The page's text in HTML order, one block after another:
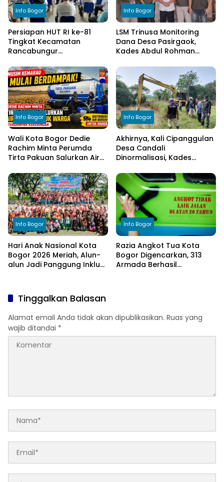
Info Bogor
Persiapan HUT RI ke-81
Tingkat Kecamatan
Rancabungur
Cimulang, Libatkan Seluruh
Elemen Masyarakat
Info Bogor
LSM Trinusa Monitoring
Dana Desa Pasirgaok,
Kades Abdul Rohman
Transparansi Pengelolaan
Anggaran
Info Bogor
Wali Kota Bogor Dedie
Rachim Minta Perumda
Tirta Pakuan Salurkan Air
Terdampak Kekeringan
Info Bogor
Akhirnya, Kali Cipanggulan
Desa Candali
Dinormalisasi, Kades
kepada Bupati Bogor
Info Bogor
Hari Anak Nasional Kota
Bogor 2026 Meriah, Alun-
alun Jadi Panggung Inklusi
Info Bogor
Razia Angkot Tua Kota
Bogor Digencarkan, 313
Armada Berhasil
Tinggalkan Balasan
Alamat email Anda tidak akan dipublikasikan. Ruas yang
wajib ditandai *